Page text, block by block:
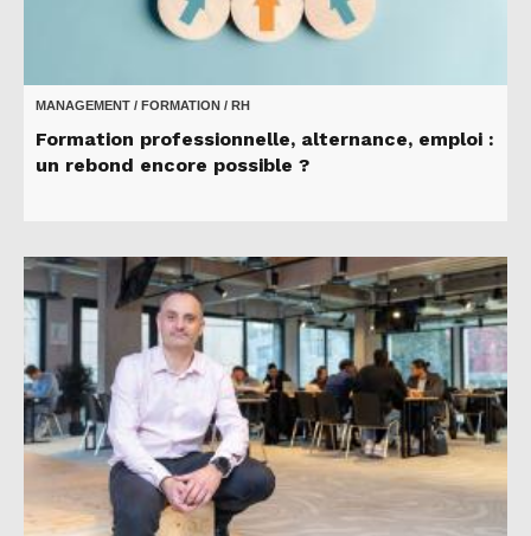
MANAGEMENT / FORMATION / RH
Formation professionnelle, alternance, emploi :
un rebond encore possible ?